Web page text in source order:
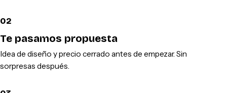
02
Te pasamos propuesta
Idea de diseño y precio cerrado antes de empezar. Sin
sorpresas después.